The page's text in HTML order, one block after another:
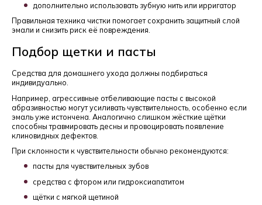
дополнительно использовать зубную нить или ирригатор
Правильная техника чистки помогает сохранить защитный слой
эмали и снизить риск её повреждения.
Подбор щетки и пасты
Средства для домашнего ухода должны подбираться
индивидуально.
Например, агрессивные отбеливающие пасты с высокой
абразивностью могут усиливать чувствительность, особенно если
эмаль уже истончена. Аналогично слишком жёсткие щётки
способны травмировать десны и провоцировать появление
клиновидных дефектов.
При склонности к чувствительности обычно рекомендуются:
пасты для чувствительных зубов
средства с фтором или гидроксиапатитом
щётки с мягкой щетиной